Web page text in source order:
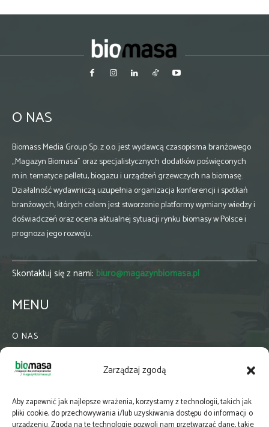
Zarządzaj zgodą
Aby zapewnić jak najlepsze wrażenia, korzystamy z technologii, takich jak
pliki cookie, do przechowywania i/lub uzyskiwania dostępu do informacji o
O NAS
Biomass Media Group Sp. z o.o. jest wydawcą czasopisma branżowego
„Magazyn Biomasa” oraz specjalistycznych dodatków poświęconych
m.in. tematyce pelletu, biogazu i urządzeń grzewczych na biomasę.
Działalność wydawniczą uzupełnia organizacja konferencji i spotkań
branżowych, których celem jest stworzenie platformy wymiany wiedzy i
doświadczeń oraz ocena aktualnej sytuacji rynku biomasy w Polsce i
prognoza jego rozwoju.
Skontaktuj się z nami: biuro@magazynbiomasa.pl
MENU
O NAS
WSPÓŁPRACA
PRENUMERATA